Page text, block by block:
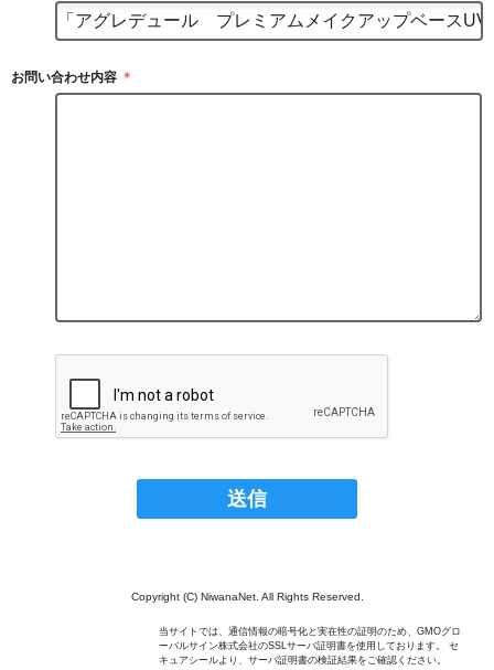
お問い合わせ内容 ＊
Copyright (C) NiwanaNet. All Rights Reserved.
当サイトでは、通信情報の暗号化と実在性の証明のため、GMOグロ
ーバルサイン株式会社のSSLサーバ証明書を使用しております。 セ
キュアシールより、サーバ証明書の検証結果をご確認ください。